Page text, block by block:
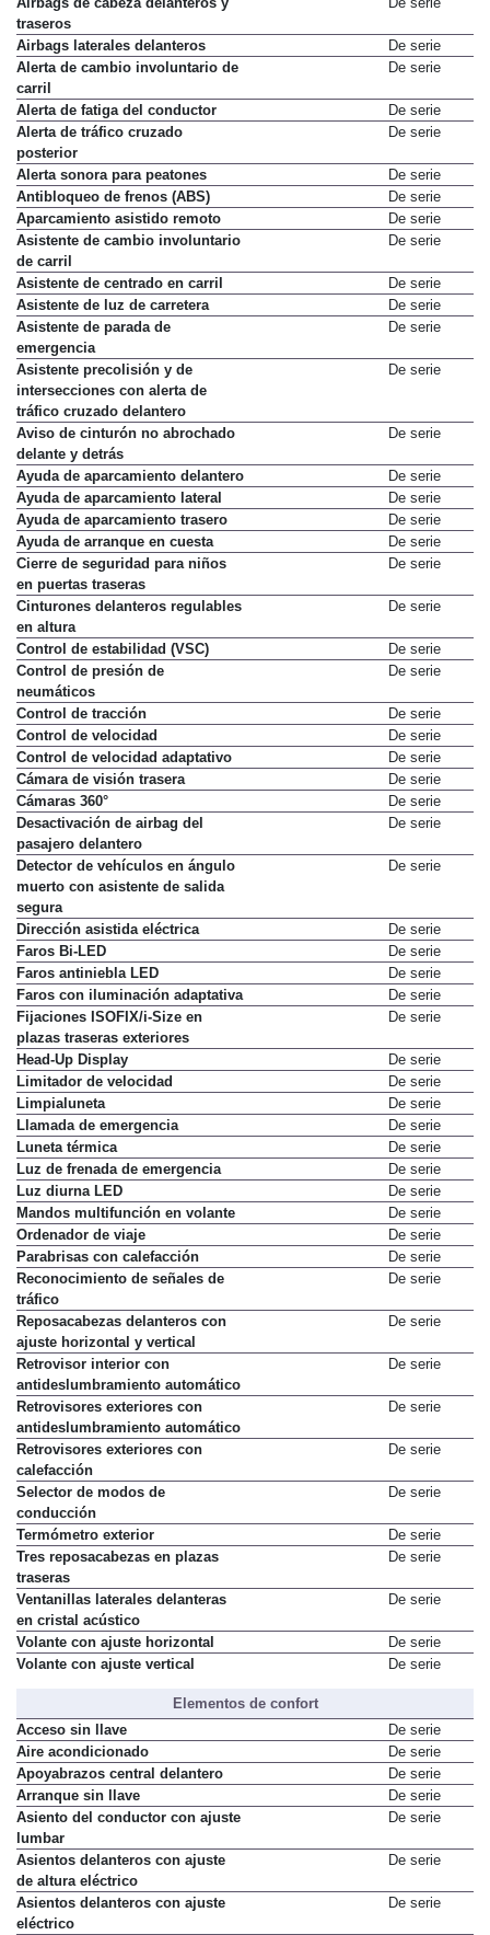
traseros
Airbags laterales delanteros
De serie
Alerta de cambio involuntario de
carril
De serie
Alerta de fatiga del conductor
De serie
Alerta de tráfico cruzado
posterior
De serie
Alerta sonora para peatones
De serie
Antibloqueo de frenos (ABS)
De serie
Aparcamiento asistido remoto
De serie
Asistente de cambio involuntario
de carril
De serie
Asistente de centrado en carril
De serie
Asistente de luz de carretera
De serie
Asistente de parada de
emergencia
De serie
Asistente precolisión y de
intersecciones con alerta de
tráfico cruzado delantero
De serie
Aviso de cinturón no abrochado
delante y detrás
De serie
Ayuda de aparcamiento delantero
De serie
Ayuda de aparcamiento lateral
De serie
Ayuda de aparcamiento trasero
De serie
Ayuda de arranque en cuesta
De serie
Cierre de seguridad para niños
en puertas traseras
De serie
Cinturones delanteros regulables
en altura
De serie
Control de estabilidad (VSC)
De serie
Control de presión de
neumáticos
De serie
Control de tracción
De serie
Control de velocidad
De serie
Control de velocidad adaptativo
De serie
Cámara de visión trasera
De serie
Cámaras 360°
De serie
Desactivación de airbag del
pasajero delantero
De serie
Detector de vehículos en ángulo
muerto con asistente de salida
segura
De serie
Dirección asistida eléctrica
De serie
Faros Bi-LED
De serie
Faros antiniebla LED
De serie
Faros con iluminación adaptativa
De serie
Fijaciones ISOFIX/i-Size en
plazas traseras exteriores
De serie
Head-Up Display
De serie
Limitador de velocidad
De serie
Limpialuneta
De serie
Llamada de emergencia
De serie
Luneta térmica
De serie
Luz de frenada de emergencia
De serie
Luz diurna LED
De serie
Mandos multifunción en volante
De serie
Ordenador de viaje
De serie
Parabrisas con calefacción
De serie
Reconocimiento de señales de
tráfico
De serie
Reposacabezas delanteros con
ajuste horizontal y vertical
De serie
Retrovisor interior con
antideslumbramiento automático
De serie
Retrovisores exteriores con
antideslumbramiento automático
De serie
Retrovisores exteriores con
calefacción
De serie
Selector de modos de
conducción
De serie
Termómetro exterior
De serie
Tres reposacabezas en plazas
traseras
De serie
Ventanillas laterales delanteras
en cristal acústico
De serie
Volante con ajuste horizontal
De serie
Volante con ajuste vertical
De serie
Elementos de confort
Acceso sin llave
De serie
Aire acondicionado
De serie
Apoyabrazos central delantero
De serie
Arranque sin llave
De serie
Asiento del conductor con ajuste
lumbar
De serie
Asientos delanteros con ajuste
de altura eléctrico
De serie
Asientos delanteros con ajuste
eléctrico
De serie